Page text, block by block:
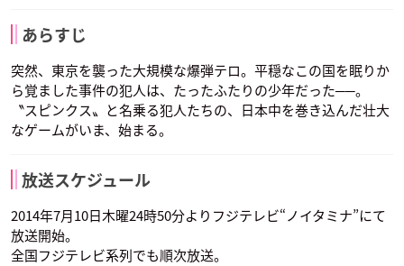
あらすじ
突然、東京を襲った大規模な爆弾テロ。平穏なこの国を眠りか
ら覚ました事件の犯人は、たったふたりの少年だった──。
〝スピンクス〟と名乗る犯人たちの、日本中を巻き込んだ壮大
なゲームがいま、始まる。
放送スケジュール
2014年7月10日木曜24時50分よりフジテレビ“ノイタミナ”にて
放送開始。
全国フジテレビ系列でも順次放送。